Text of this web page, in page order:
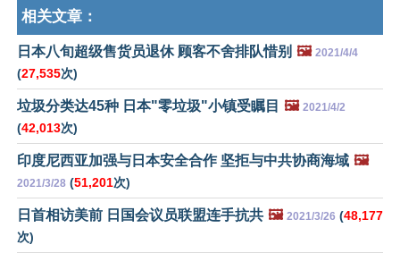
相关文章：
日本八旬超级售货员退休 顾客不舍排队惜别 🖼️ 2021/4/4
(27,535次)
垃圾分类达45种 日本"零垃圾"小镇受瞩目 🖼️ 2021/4/2
(42,013次)
印度尼西亚加强与日本安全合作 坚拒与中共协商海域 🖼️
2021/3/28 (51,201次)
日首相访美前 日国会议员联盟连手抗共 🖼️ 2021/3/26 (48,177
次)